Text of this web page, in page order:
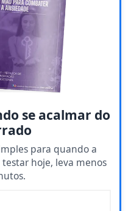
se acalmar do
para quando a
hoje, leva menos